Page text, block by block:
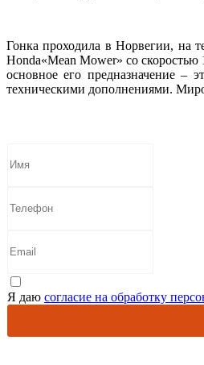
Гонка проходила в Норвегии, на
Honda«Mean Mower» со
основное его предназначение –
техническими дополнениями.
Я даю согласие на обработку